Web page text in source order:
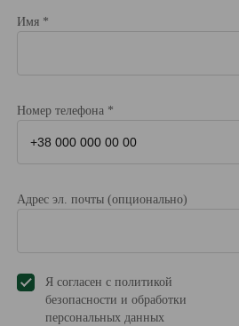
Имя *
Номер телефона *
Адрес эл. почты (опционально)
Я согласен с политикой
безопасности и обработки
персональных данных